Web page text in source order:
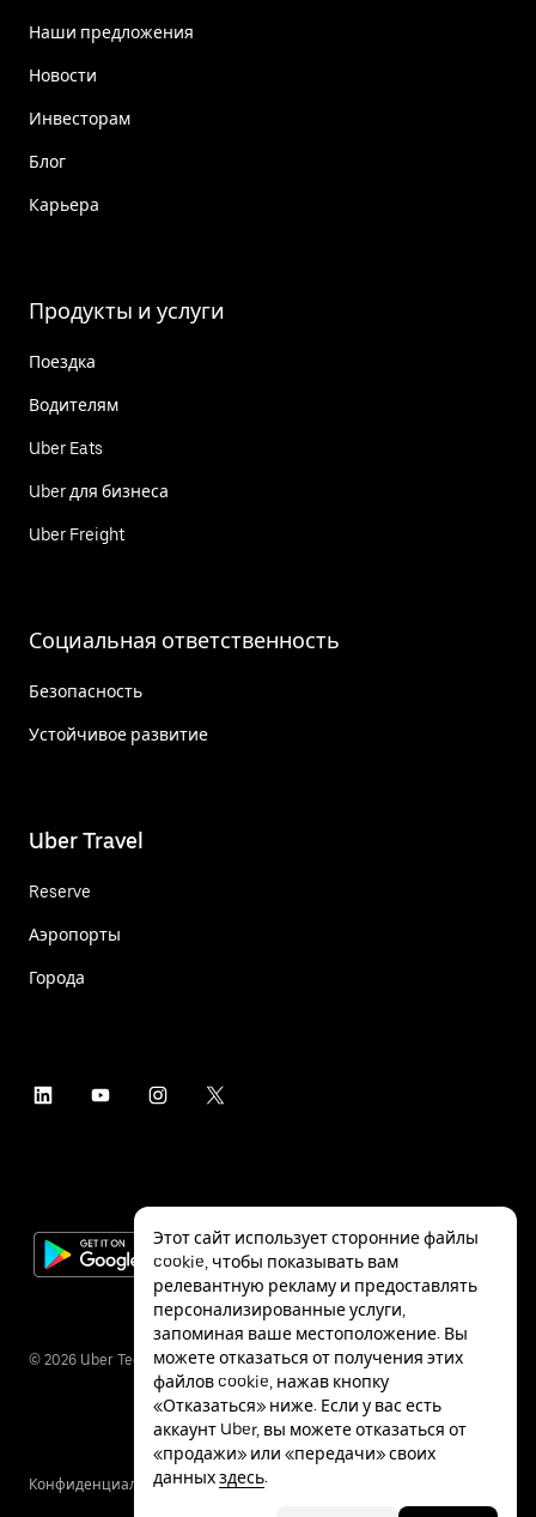
Наши предложения
Новости
Инвесторам
Блог
Карьера
Продукты и услуги
Поездка
Водителям
Uber Eats
Uber для бизнеса
Uber Freight
Социальная ответственность
Безопасность
Устойчивое развитие
Uber Travel
Reserve
Аэропорты
Города
© 2026 Uber Technologies Inc.
КонфиденциальностьСпециальные
Этот сайт использует сторонние файлы
cookie, чтобы показывать вам
релевантную рекламу и предоставлять
персонализированные услуги,
запоминая ваше местоположение. Вы
можете отказаться от получения этих
файлов cookie, нажав кнопку
«Отказаться» ниже. Если у вас есть
аккаунт Uber, вы можете отказаться от
«продажи» или «передачи» своих
данныхздесь.